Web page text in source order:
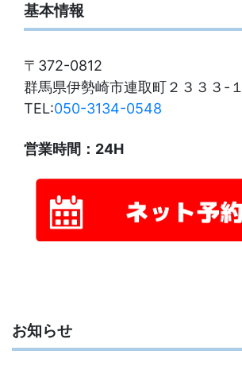
基本情報
〒372-0812
群馬県伊勢崎市連取町２３３３-１
TEL:050-3134-0548
営業時間：24H
お知らせ